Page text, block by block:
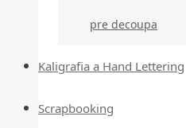
pre decoupa
Kaligrafia a Hand Lettering
Scrapbooking